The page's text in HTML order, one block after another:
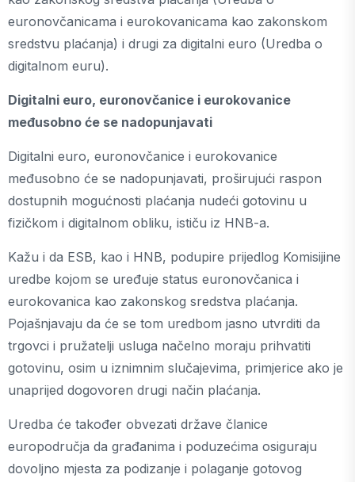
euronovčanicama i eurokovanicama kao zakonskom
sredstvu plaćanja) i drugi za digitalni euro (Uredba o
digitalnom euru).
Digitalni euro, euronovčanice i eurokovanice
međusobno će se nadopunjavati
Digitalni euro, euronovčanice i eurokovanice
međusobno će se nadopunjavati, proširujući raspon
dostupnih mogućnosti plaćanja nudeći gotovinu u
fizičkom i digitalnom obliku, ističu iz HNB-a.
Kažu i da ESB, kao i HNB, podupire prijedlog Komisijine
uredbe kojom se uređuje status euronovčanica i
eurokovanica kao zakonskog sredstva plaćanja.
Pojašnjavaju da će se tom uredbom jasno utvrditi da
trgovci i pružatelji usluga načelno moraju prihvatiti
gotovinu, osim u iznimnim slučajevima, primjerice ako je
unaprijed dogovoren drugi način plaćanja.
Uredba će također obvezati države članice
europodručja da građanima i poduzećima osiguraju
dovoljno mjesta za podizanje i polaganje gotovog